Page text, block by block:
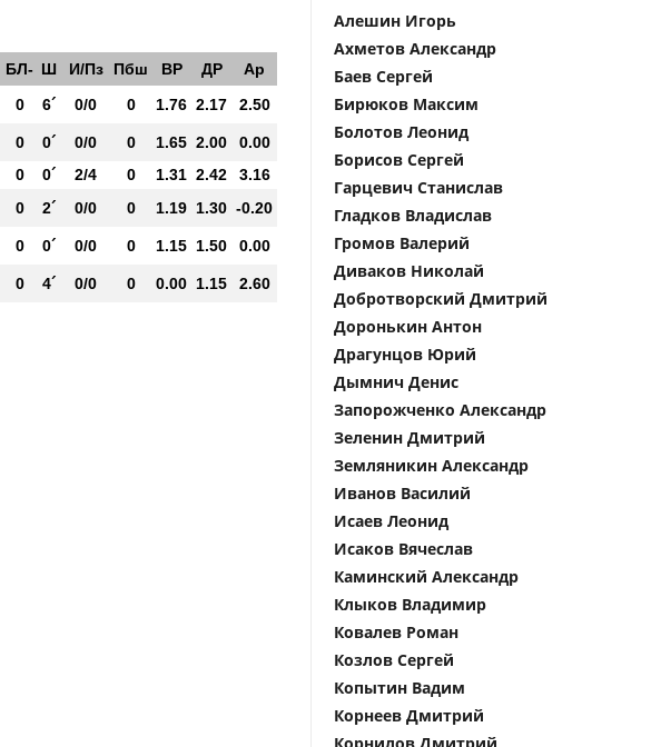
БЛ- Ш И/Пз Пбш ВР ДР
Ар
0 6´ 0/0 0 1.76 2.17 2.50
0 0´ 0/0 0 1.65 2.00
0.00
0 0´ 2/4 0 1.31 2.42
3.16
0 2´ 0/0 0 1.19 1.30 -0.20
0 0´ 0/0 0 1.15 1.50 0.00
0 4´ 0/0 0 0.00 1.15 2.60
Алешин Игорь
Ахметов Александр
Баев Сергей
Бирюков Максим
Болотов Леонид
Борисов Сергей
Гарцевич Станислав
Гладков Владислав
Громов Валерий
Диваков Николай
Добротворский Дмитрий
Доронькин Антон
Драгунцов Юрий
Дымнич Денис
Запорожченко Александр
Зеленин Дмитрий
Земляникин Александр
Иванов Василий
Исаев Леонид
Исаков Вячеслав
Каминский Александр
Клыков Владимир
Ковалев Роман
Козлов Сергей
Копытин Вадим
Корнеев Дмитрий